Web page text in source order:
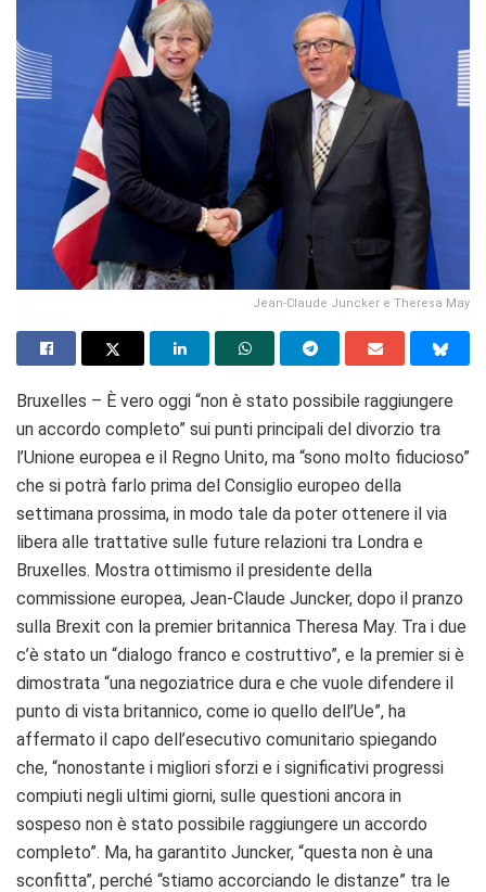
Jean-Claude Juncker e Theresa May
Bruxelles – È vero oggi “non è stato possibile raggiungere
un accordo completo” sui punti principali del divorzio tra
l’Unione europea e il Regno Unito, ma “sono molto fiducioso”
che si potrà farlo prima del Consiglio europeo della
settimana prossima, in modo tale da poter ottenere il via
libera alle trattative sulle future relazioni tra Londra e
Bruxelles. Mostra ottimismo il presidente della
commissione europea, Jean-Claude Juncker, dopo il pranzo
sulla Brexit con la premier britannica Theresa May. Tra i due
c’è stato un “dialogo franco e costruttivo”, e la premier si è
dimostrata “una negoziatrice dura e che vuole difendere il
punto di vista britannico, come io quello dell’Ue”, ha
affermato il capo dell’esecutivo comunitario spiegando
che, “nonostante i migliori sforzi e i significativi progressi
compiuti negli ultimi giorni, sulle questioni ancora in
sospeso non è stato possibile raggiungere un accordo
completo”. Ma, ha garantito Juncker, “questa non è una
sconfitta”, perché “stiamo accorciando le distanze” tra le